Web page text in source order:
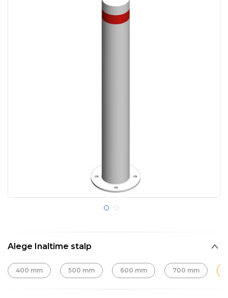
Alege Inaltime stalp
400 mm 500 mm 600 mm 700 mm